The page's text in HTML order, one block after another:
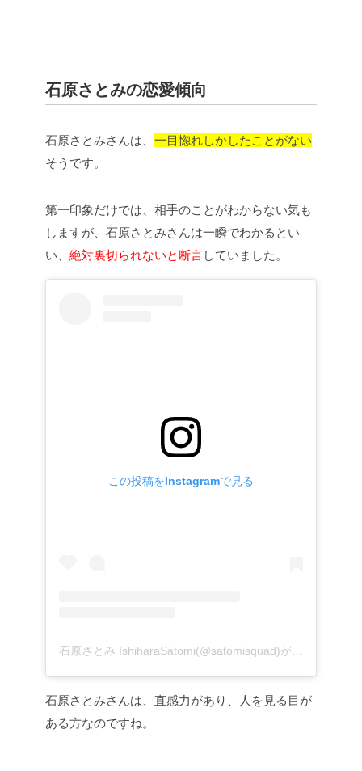
石原さとみの恋愛傾向
石原さとみさんは、 一目惚れしかしたことがない
そうです。
第一印象だけでは、相手のことがわからない気も
しますが、石原さとみさんは一瞬でわかるとい
い、 絶対裏切られないと断言していました。
この投稿をInstagramで見る
石原さとみ IshiharaSatomi(@satomisquad)がシェアした投稿
石原さとみさんは、直感力があり、人を見る目が
ある方なのですね。